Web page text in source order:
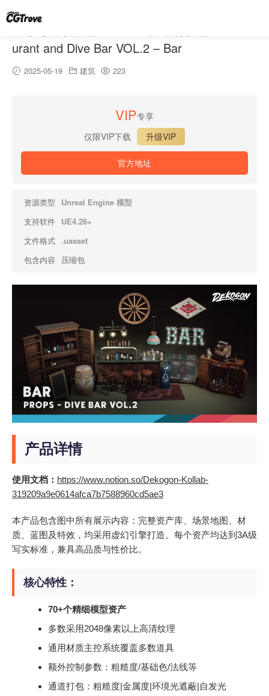
urant and Dive Bar VOL.2 – Bar
2025-05-19 建筑 223
VIP专享
仅限VIP下载
升级VIP
官方地址
资源类型
Unreal Engine 模型
支持软件 UE4.26+
文件格式 .uasset
包含内容
压缩包
产品详情
使用文档： https://www.notion.so/Dekogon-Kollab-
319209a9e0614afca7b7588960cd5ae3
本产品包含图中所有展示内容：完整资产库、场景地图、材
质、蓝图及特效，均采用虚幻引擎打造。每个资产均达到3A级
写实标准，兼具高品质与性价比。
核心特性：
70+个精细模型资产
多数采用2048像素以上高清纹理
通用材质主控系统覆盖多数道具
额外控制参数：粗糙度/基础色/法线等
通道打包：粗糙度|金属度|环境光遮蔽|自发光